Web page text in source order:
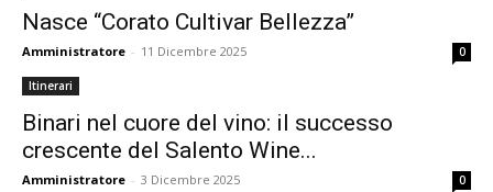
Nasce “Corato Cultivar Bellezza”
Amministratore - 11 Dicembre 2025 0
Itinerari
Binari nel cuore del vino: il successo
crescente del Salento Wine...
Amministratore - 3 Dicembre 2025 0